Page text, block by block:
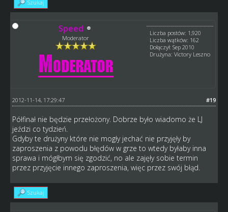
Szukaj
Speed
Moderator
Liczba postów: 1,920
Liczba wątków: 162
Dołączył: Sep 2010
Drużyna: Victory Leszno
#19
2012-11-14, 17:29:47
Półfinał nie będzie przełożony. Dobrze było wiadomo że LJ
jeździ co tydzień.
Gdyby te drużyny które nie mogły jechać nie przyjęły by
zaproszenia z powodu błędów w grze to wtedy byłaby inna
sprawa i mógłbym się zgodzić, no ale zajęły sobie termin
przez przyjęcie innego zaproszenia, więc przez swój błąd.
Szukaj